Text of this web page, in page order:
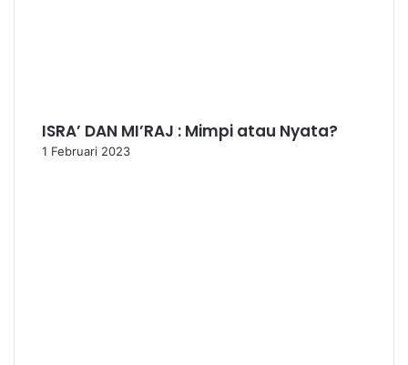
ISRA’ DAN MI’RAJ : Mimpi atau Nyata?
1 Februari 2023